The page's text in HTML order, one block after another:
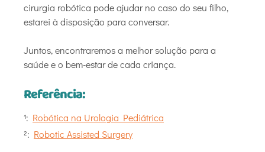
cirurgia robótica pode ajudar no caso do seu filho,
estarei à disposição para conversar.
Juntos, encontraremos a melhor solução para a
saúde e o bem-estar de cada criança.
Referência:
¹: Robótica na Urologia Pediátrica
²: Robotic Assisted Surgery